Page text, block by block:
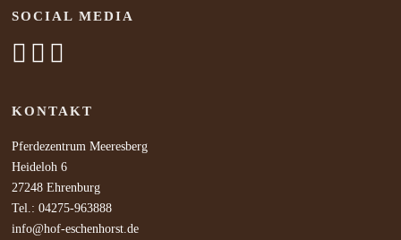
SOCIAL MEDIA
KONTAKT
Pferdezentrum Meeresberg
Heideloh 6
27248 Ehrenburg
Tel.: 04275-963888
info@hof-eschenhorst.de